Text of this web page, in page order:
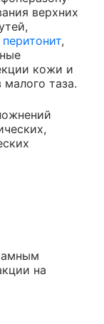
верхних
перитонит,
кожи и
таза.
на